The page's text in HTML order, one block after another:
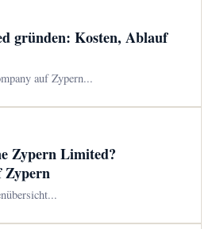
gründen: Kosten, Ablauf
auf Zypern...
Zypern Limited?
Zypern